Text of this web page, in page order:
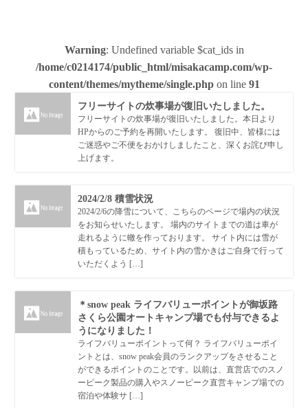
Warning: Undefined variable $cat_ids in
/home/c0214174/public_html/misakacamp.com/wp-
content/themes/mytheme/single.phpon line 91
フリーサイトの炊事場が復旧いたしました。
フリーサイトの炊事場が復旧いたしました。本日より
HPからのご予約を再開いたします。 復旧中、皆様には
ご迷惑やご不便をおかけしましたこと、深くお詫び申し
上げます。
2024/2/8 積雪状況
2024/2/6の降雪について、こちらのページで場内の状況
をお知らせいたします。 場内のサイトまでの道は車が
走れるように轍を作っております。 サイト内には雪が
積もっているため、サイト内の雪かきはご自身で行って
いただくよう […]
＊snow peak ライフバリューポイントが御坂路
さくら公園オートキャンプ場でも付与できるよ
うになりました！
ライフバリューポイントって何？ ライフバリューポイ
ントとは、snow peak会員のランクアップをさせること
ができるポイントのことです。以前は、直営店でのスノ
ーピーク製品の購入やスノーピーク直営キャンプ場での
宿泊や体験サ […]